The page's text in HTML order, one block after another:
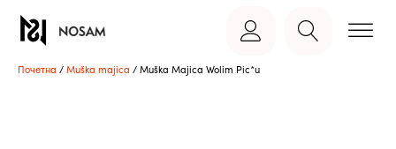
Почетна / Muška majica / Muška Majica Wolim Pic*u